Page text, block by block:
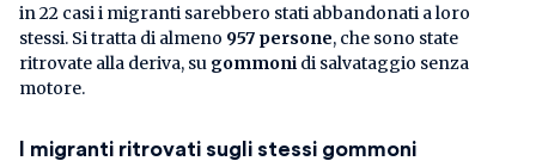
in 22 casi i migranti sarebbero stati abbandonati a loro
stessi. Si tratta di almeno 957 persone, che sono state
ritrovate alla deriva, su gommoni di salvataggio senza
motore.
I migranti ritrovati sugli stessi gommoni